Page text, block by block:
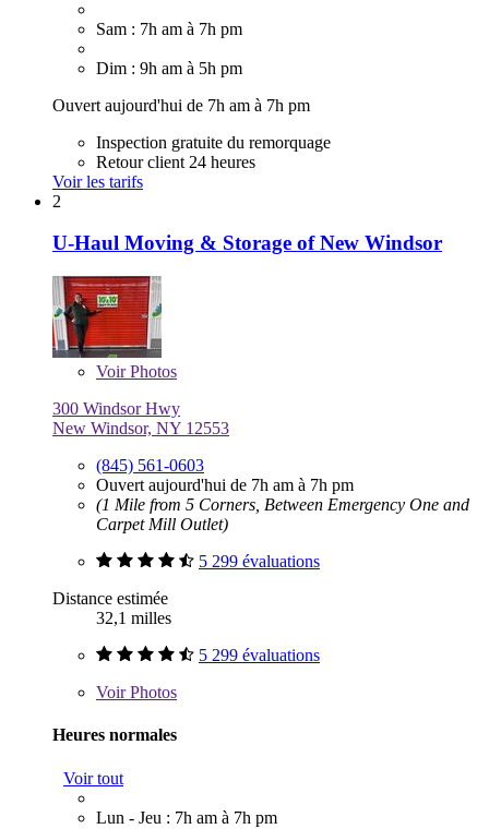
Sam : 7h am à 7h pm
Dim : 9h am à 5h pm
Ouvert aujourd'hui de 7h am à 7h pm
Inspection gratuite du remorquage
Retour client 24 heures
Voir les tarifs
2
U-Haul Moving & Storage of New Windsor
VoirPhotos
300 Windsor Hwy
New Windsor, NY 12553
(845) 561-0603
Ouvert aujourd'hui de 7h am à 7h pm
(1 Mile from 5 Corners, Between Emergency One and
Carpet Mill Outlet)
5 299 évaluations
Distance estimée
32,1 milles
5 299 évaluations
VoirPhotos
Heures normales
Voir tout
Lun - Jeu : 7h am à 7h pm